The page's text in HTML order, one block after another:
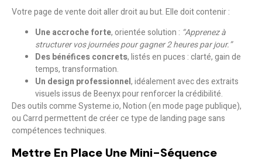
Votre page de vente doit aller droit au but. Elle doit contenir :
Une accroche forte, orientée solution : “Apprenez à
structurer vos journées pour gagner 2 heures par jour.”
Des bénéfices concrets, listés en puces : clarté, gain de
temps, transformation.
Un design professionnel, idéalement avec des extraits
visuels issus de Beenyx pour renforcer la crédibilité.
Des outils commeSysteme.io,Notion(en mode page publique),
ouCarrdpermettent de créer ce type de landing page sans
compétences techniques.
Mettre En Place Une Mini-Séquence